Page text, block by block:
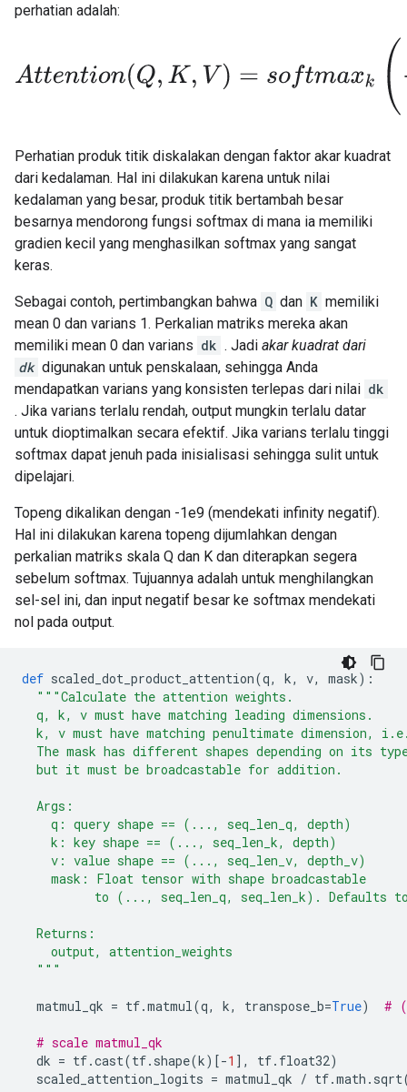
perhatian adalah:
Perhatian produk titik diskalakan dengan faktor akar kuadrat
dari kedalaman. Hal ini dilakukan karena untuk nilai
kedalaman yang besar, produk titik bertambah besar
besarnya mendorong fungsi softmax di mana ia memiliki
gradien kecil yang menghasilkan softmax yang sangat
keras.
Sebagai contoh, pertimbangkan bahwa Q dan K memiliki
mean 0 dan varians 1. Perkalian matriks mereka akan
memiliki mean 0 dan varians dk . Jadi akar kuadrat dari
dk digunakan untuk penskalaan, sehingga Anda
mendapatkan varians yang konsisten terlepas dari nilai dk
. Jika varians terlalu rendah, output mungkin terlalu datar
untuk dioptimalkan secara efektif. Jika varians terlalu tinggi
softmax dapat jenuh pada inisialisasi sehingga sulit untuk
dipelajari.
Topeng dikalikan dengan -1e9 (mendekati infinity negatif).
Hal ini dilakukan karena topeng dijumlahkan dengan
perkalian matriks skala Q dan K dan diterapkan segera
sebelum softmax. Tujuannya adalah untuk menghilangkan
sel-sel ini, dan input negatif besar ke softmax mendekati
nol pada output.
def scaled_dot_product_attention(q, k, v, mask):
"""Calculate the attention weights.
q, k, v must have matching leading dimensions.
k, v must have matching penultimate dimension,
The mask has different shapes depending on its
but it must be broadcastable for addition.
Args:
q: query shape == (..., seq_len_q, depth)
k: key shape == (..., seq_len_k, depth)
v: value shape == (..., seq_len_v, depth_v)
mask: Float tensor with shape broadcastable
to (..., seq_len_q, seq_len_k). Defaults to
Returns:
output, attention_weights
"""
matmul_qk = tf.matmul(q, k, transpose_b=True) #
# scale matmul_qk
dk = tf.cast(tf. shape(k)[-1 ], tf. float32)
scaled_attention_logits = matmul_qk / tf.math . sqrt